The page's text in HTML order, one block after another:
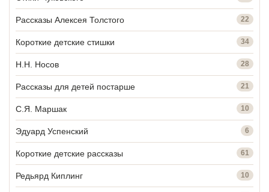
Рассказы Алексея Толстого 22
Короткие детские стишки 34
Н.Н. Носов 28
Рассказы для детей постарше 21
С.Я. Маршак 10
Эдуард Успенский 6
Короткие детские рассказы 61
Редьярд Киплинг 10